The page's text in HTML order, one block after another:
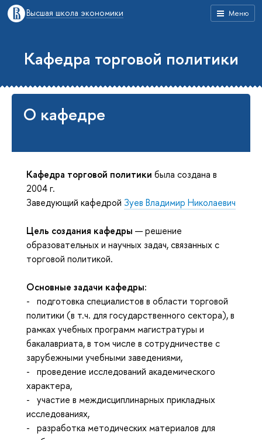
Меню
Высшая школа экономики
Кафедра торговой политики
О кафедре
Кафедра торговой политики была создана в
2004 г.
Заведующий кафедрой Зуев Владимир Николаевич
Цель создания кафедры — решение
образовательных и научных задач, связанных с
торговой политикой.
Основные задачи кафедры:
- подготовка специалистов в области торговой
политики (в т.ч. для государственного сектора), в
рамках учебных программ магистратуры и
бакалавриата, в том числе в сотрудничестве с
зарубежными учебными заведениями,
- проведение исследований академического
характера,
- участие в междисциплинарных прикладных
исследованиях,
- разработка методических материалов для